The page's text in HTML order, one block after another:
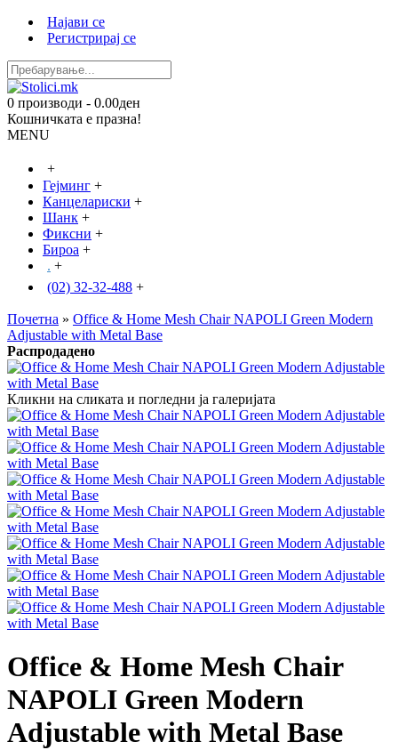
Најави се
Регистрирај се
0 производи - 0.00ден
Кошничката е празна!
MENU
+
Гејминг +
Канцелариски +
Шанк +
Фиксни +
Бироа +
. +
(02) 32-32-488 +
Почетна » Office & Home Mesh Chair NAPOLI Green Modern
Adjustable with Metal Base
Распродадено
Кликни на сликата и погледни ја галеријата
Office & Home Mesh Chair
NAPOLI Green Modern
Adjustable with Metal Base